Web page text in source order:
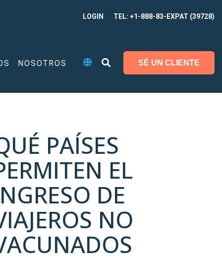
LOGIN TEL: +1-888-83-EXPAT (39728)
NOSOTROS SÉ UN CLIENTE
PAÍSES
EL
DE
NO